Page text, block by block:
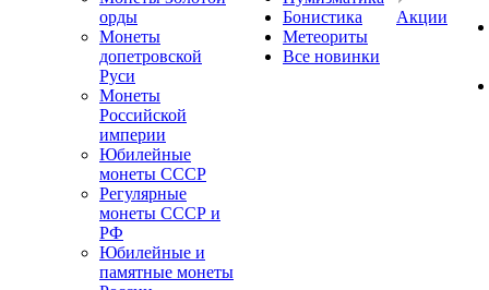
орды
Монеты
допетровской
Руси
Монеты
Российской
империи
Юбилейные
монеты СССР
Регулярные
монеты СССР и
РФ
Юбилейные и
памятные монеты
Бонистика
Метеориты
Все новинки
Акции